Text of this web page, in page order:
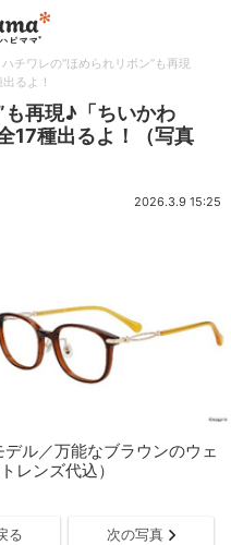
ハチワレの“ほめられリボン”も再現
るよ！
も再現♪「ちいかわ
17種出るよ！（写真
2026.3.9 15:25
ル／万能なブラウンのウェ
レンズ代込）
る 次の写真